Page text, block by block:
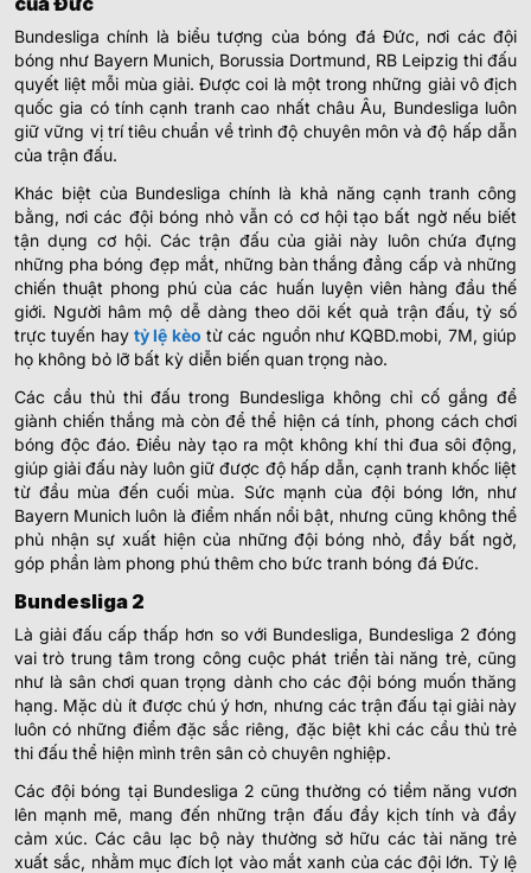
Bundesliga chính là biểu tượng của bóng đá Đức, nơi các đội
bóng như Bayern Munich, Borussia Dortmund, RB Leipzig thi đấu
quyết liệt mỗi mùa giải. Được coi là một trong những giải vô địch
quốc gia có tính cạnh tranh cao nhất châu Âu, Bundesliga luôn
giữ vững vị trí tiêu chuẩn về trình độ chuyên môn và độ hấp dẫn
của trận đấu.
Khác biệt của Bundesliga chính là khả năng cạnh tranh công
bằng, nơi các đội bóng nhỏ vẫn có cơ hội tạo bất ngờ nếu biết
tận dụng cơ hội. Các trận đấu của giải này luôn chứa đựng
những pha bóng đẹp mắt, những bàn thắng đẳng cấp và những
chiến thuật phong phú của các huấn luyện viên hàng đầu thế
giới. Người hâm mộ dễ dàng theo dõi kết quả trận đấu, tỷ số
trực tuyến hay tỷ lệ kèo từ các nguồn như KQBD.mobi, 7M, giúp
họ không bỏ lỡ bất kỳ diễn biến quan trọng nào.
Các cầu thủ thi đấu trong Bundesliga không chỉ cố gắng để
giành chiến thắng mà còn để thể hiện cá tính, phong cách chơi
bóng độc đáo. Điều này tạo ra một không khí thi đua sôi động,
giúp giải đấu này luôn giữ được độ hấp dẫn, cạnh tranh khốc liệt
từ đầu mùa đến cuối mùa. Sức mạnh của đội bóng lớn, như
Bayern Munich luôn là điểm nhấn nổi bật, nhưng cũng không thể
phủ nhận sự xuất hiện của những đội bóng nhỏ, đầy bất ngờ,
góp phần làm phong phú thêm cho bức tranh bóng đá Đức.
Bundesliga 2
Là giải đấu cấp thấp hơn so với Bundesliga, Bundesliga 2 đóng
vai trò trung tâm trong công cuộc phát triển tài năng trẻ, cũng
như là sân chơi quan trọng dành cho các đội bóng muốn thăng
hạng. Mặc dù ít được chú ý hơn, nhưng các trận đấu tại giải này
luôn có những điểm đặc sắc riêng, đặc biệt khi các cầu thủ trẻ
thi đấu thể hiện mình trên sân cỏ chuyên nghiệp.
Các đội bóng tại Bundesliga 2 cũng thường có tiềm năng vươn
lên mạnh mẽ, mang đến những trận đấu đầy kịch tính và đầy
cảm xúc. Các câu lạc bộ này thường sở hữu các tài năng trẻ
xuất sắc, nhằm mục đích lọt vào mắt xanh của các đội lớn. Tỷ lệ